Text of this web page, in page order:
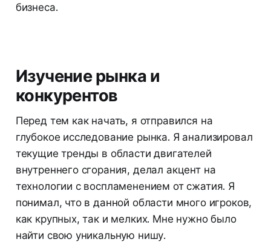
бизнеса.
Изучение рынка и
конкурентов
Перед тем как начать, я отправился на
глубокое исследование рынка. Я анализировал
текущие тренды в области двигателей
внутреннего сгорания, делал акцент на
технологии с воспламенением от сжатия. Я
понимал, что в данной области много игроков,
как крупных, так и мелких. Мне нужно было
найти свою уникальную нишу.